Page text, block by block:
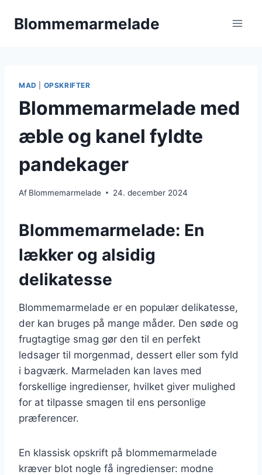
Blommemarmelade
MAD OPSKRIFTER
Blommemarmelade med
æble og kanel fyldte
pandekager
Af Blommemarmelade 24. december 2024
Blommemarmelade: En
lækker og alsidig
delikatesse
Blommemarmelade er en populær delikatesse,
der kan bruges på mange måder. Den søde og
frugtagtige smag gør den til en perfekt
ledsager til morgenmad, dessert eller som fyld
i bagværk. Marmeladen kan laves med
forskellige ingredienser, hvilket giver mulighed
for at tilpasse smagen til ens personlige
præferencer.
En klassisk opskrift på blommemarmelade
kræver blot nogle få ingredienser: modne